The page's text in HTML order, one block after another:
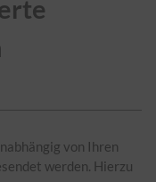
von Ihren
werden. Hierzu